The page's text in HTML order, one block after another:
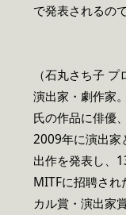
で発表されるの
（石丸さち子 プ
演出家・劇作家
氏の作品に俳優
2009年に演出家
出作を発表し、
MITFに招聘さ
カル賞・演出家